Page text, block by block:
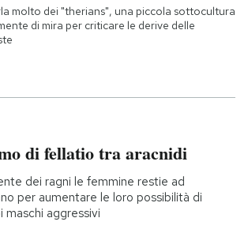
molto dei "therians", una piccola sottocultura
di mira per criticare le derive delle
di fellatio tra aracnidi
dei ragni le femmine restie ad
per aumentare le loro possibilità di
maschi aggressivi